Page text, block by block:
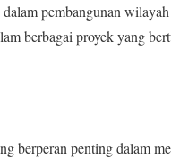
pembangunan
berbagai proyek yang
berperan penting dalam